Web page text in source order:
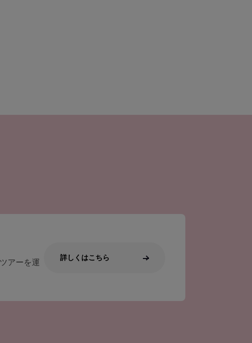
アーを運
詳しくはこちら